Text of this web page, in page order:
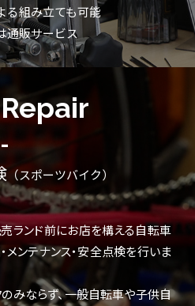
る組み立ても可能
通販サービス
（スポーツバイク）
ランド前にお店を構える自転車
メンテナンス・安全点検を行いま
のみならず、一般自転車や子供自